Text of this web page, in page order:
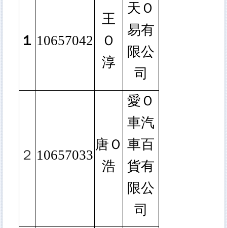
１ 10657042
王
Ｏ
淳
天Ｏ
易有
限公
司
２ 10657033
唐Ｏ
浩
愛Ｏ
車汽
車百
貨有
限公
司